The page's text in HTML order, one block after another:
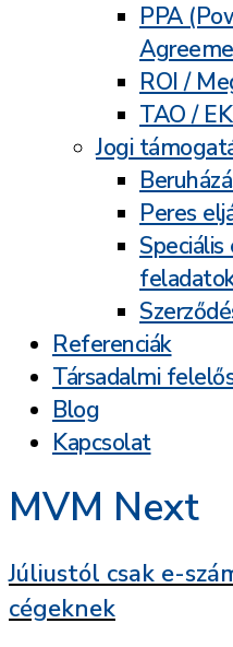
PPA
ROI /
TAO /
Jogi
Peres
Referenciák
Társadalmi
Blog
Kapcsolat
MVM Next
Júliustól csak e-
cégeknek